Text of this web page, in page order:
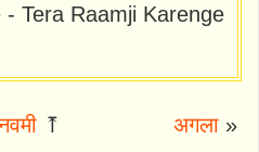
Tera Raamji Karenge
⤒ अगला»